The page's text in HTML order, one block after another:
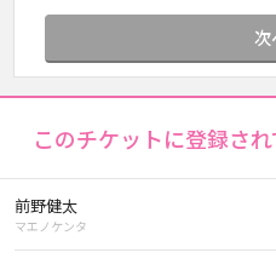
次
このチケットに登録さ
前野健太
マエノケンタ